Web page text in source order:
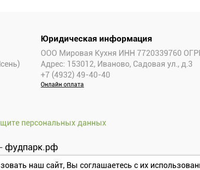
Юридическая информация
ООО Мировая Кухня ИНН 7720339760
Адрес: 153012, Иваново, Садовая ул., д.3
+7 (4932) 49-40-40
Онлайн оплата
персональных данных
фудпарк.рф
наш сайт, Вы соглашаетесь с их